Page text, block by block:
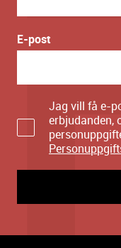
E-post
Jag vill få e-
erbjudanden,